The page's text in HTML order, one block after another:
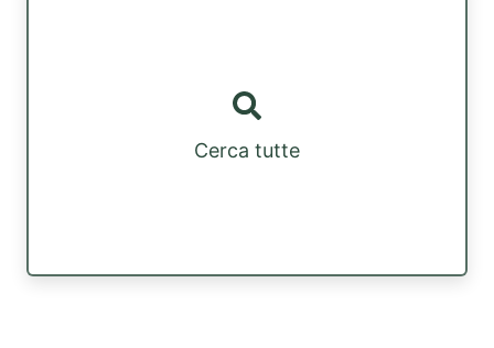
Cerca tutte